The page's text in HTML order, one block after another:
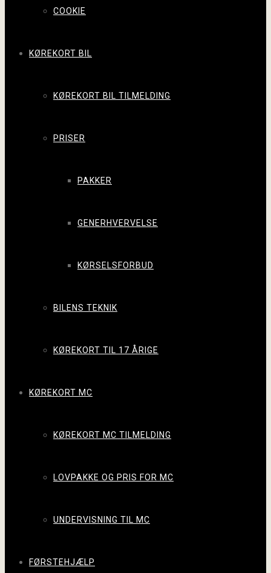
COOKIE
KØREKORT BIL
KØREKORT BIL TILMELDING
PRISER
PAKKER
GENERHVERVELSE
KØRSELSFORBUD
BILENS TEKNIK
KØREKORT TIL 17 ÅRIGE
KØREKORT MC
KØREKORT MC TILMELDING
LOVPAKKE OG PRIS FOR MC
UNDERVISNING TIL MC
FØRSTEHJÆLP